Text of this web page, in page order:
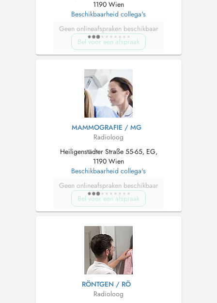
1190 Wien
Beschikbaarheid collega's
Geen onlineafspraken beschikbaar
Bel voor een afspraak
MAMMOGRAFIE / MG
Radioloog
Heiligenstädter Straße 55-65, EG,
1190 Wien
Beschikbaarheid collega's
Geen onlineafspraken beschikbaar
Bel voor een afspraak
RÖNTGEN / RÖ
Radioloog